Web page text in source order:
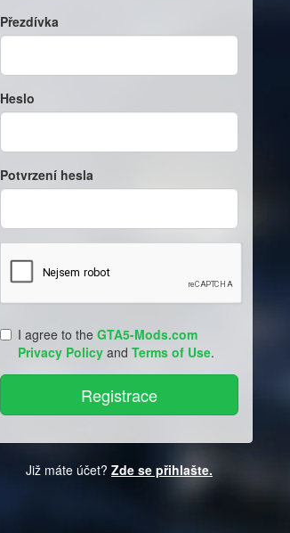
Přezdívka
Heslo
Potvrzení hesla
I agree to the GTA5-Mods.com
Privacy Policy and Terms of Use.
Již máte účet? Zde se přihlašte.